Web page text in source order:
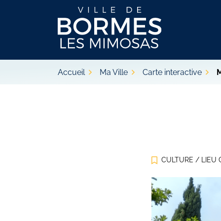
Ville de Bormes les
Accueil Ma Ville Carte interactive
CULTURE / LIEU